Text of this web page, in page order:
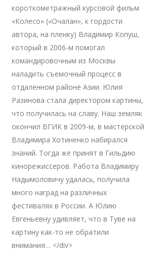
короткометражный курсовой фильм
«Колесо» («Очалан», к гордости
автора, на пленку) Владимир Копуш,
который в 2006-м помогал
командировочным из Москвы
наладить съемочный процесс в
отдаленном районе Азии. Юлия
Разинова стала директором картины,
что получилась на славу. Наш земляк
окончил ВГИК в 2009-м, в мастерской
Владимира Хотиненко набирался
знаний. Тогда же принят в Гильдию
кинорежиссеров. Работа Владимиру
Надымоловичу удалась, получила
много наград на различных
фестивалях в России. А Юлию
Евгеньевну удивляет, что в Туве на
картину как-то не обратили
внимания… </div>